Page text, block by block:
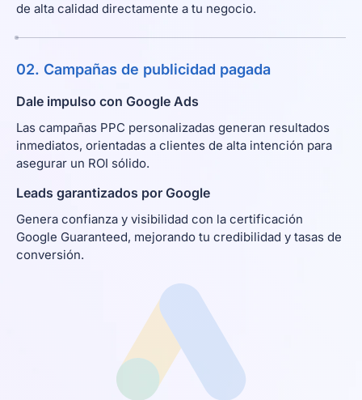
de alta calidad directamente a tu negocio.
02. Campañas de publicidad pagada
Dale impulso con Google Ads
Las campañas PPC personalizadas generan resultados
inmediatos, orientadas a clientes de alta intención para
asegurar un ROI sólido.
Leads garantizados por Google
Genera confianza y visibilidad con la certificación
Google Guaranteed, mejorando tu credibilidad y tasas de
conversión.